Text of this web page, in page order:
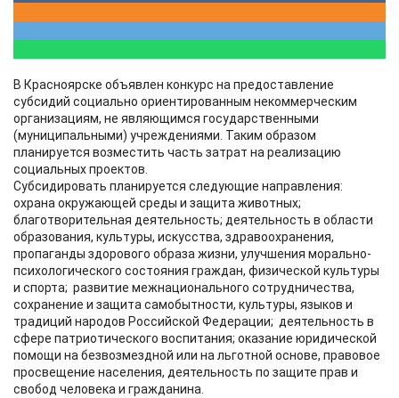
В Красноярске объявлен конкурс на предоставление
субсидий социально ориентированным некоммерческим
организациям, не являющимся государственными
(муниципальными) учреждениями. Таким образом
планируется возместить часть затрат на реализацию
социальных проектов.
Субсидировать планируется следующие направления:
охрана окружающей среды и защита животных;
благотворительная деятельность; деятельность в области
образования, культуры, искусства, здравоохранения,
пропаганды здорового образа жизни, улучшения морально-
психологического состояния граждан, физической культуры
и спорта; развитие межнационального сотрудничества,
сохранение и защита самобытности, культуры, языков и
традиций народов Российской Федерации; деятельность в
сфере патриотического воспитания; оказание юридической
помощи на безвозмездной или на льготной основе, правовое
просвещение населения, деятельность по защите прав и
свобод человека и гражданина.